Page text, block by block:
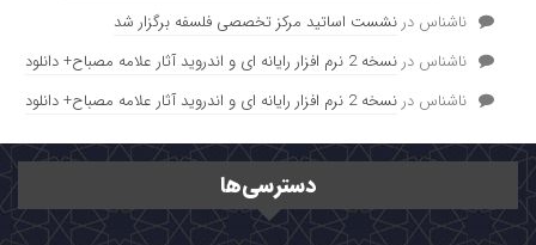
ناشناس در نشست اساتید مرکز تخصصی فلسفه برگزار شد
ناشناس در نسخه 2 نرم افزار رایانه ای و اندروید آثار علامه مصباح+ دانلود
ناشناس در نسخه 2 نرم افزار رایانه ای و اندروید آثار علامه مصباح+ دانلود
دسترسی‌ها